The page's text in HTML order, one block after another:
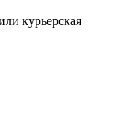
курьерская